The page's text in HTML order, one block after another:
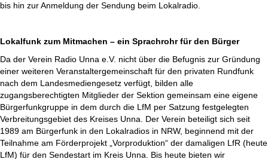
bis hin zur Anmeldung der Sendung beim Lokalradio.
Lokalfunk zum Mitmachen – ein Sprachrohr für den Bürger
Da der Verein Radio Unna e.V. nicht über die Befugnis zur Gründung
einer weiteren Veranstaltergemeinschaft für den privaten Rundfunk
nach dem Landesmediengesetz verfügt, bilden alle
zugangsberechtigten Mitglieder der Sektion gemeinsam eine eigene
Bürgerfunkgruppe in dem durch die LfM per Satzung festgelegten
Verbreitungsgebiet des Kreises Unna. Der Verein beteiligt sich seit
1989 am Bürgerfunk in den Lokalradios in NRW, beginnend mit der
Teilnahme am Förderprojekt „Vorproduktion“ der damaligen LfR (heute
LfM) für den Sendestart im Kreis Unna. Bis heute bieten wir